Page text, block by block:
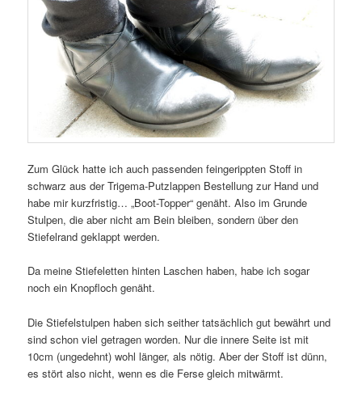
Zum Glück hatte ich auch passenden feingerippten Stoff in
schwarz aus der Trigema-Putzlappen Bestellung zur Hand und
habe mir kurzfristig… „Boot-Topper“ genäht. Also im Grunde
Stulpen, die aber nicht am Bein bleiben, sondern über den
Stiefelrand geklappt werden.
Da meine Stiefeletten hinten Laschen haben, habe ich sogar
noch ein Knopfloch genäht.
Die Stiefelstulpen haben sich seither tatsächlich gut bewährt und
sind schon viel getragen worden. Nur die innere Seite ist mit
10cm (ungedehnt) wohl länger, als nötig. Aber der Stoff ist dünn,
es stört also nicht, wenn es die Ferse gleich mitwärmt.